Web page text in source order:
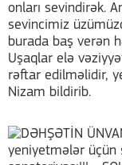
onları sevindirək.
sevincimiz
burada baş verən
Uşaqlar elə
rəftar edilməlidir,
Nizam bildirib.